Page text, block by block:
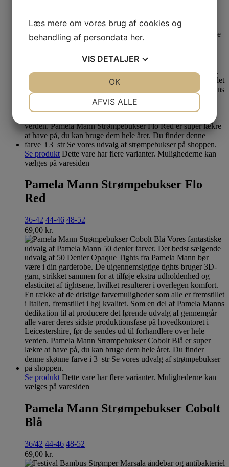
Se produkt Dette vare har flere varianter. Mulighederne kan
vælges på varesiden
Pamela Mann Strømpebukser Flo
Red
36-42 44-46 48-52
69,00 kr.
Se produkt Dette vare har flere varianter. Mulighederne kan
vælges på varesiden
Pamela Mann Strømpebukser Cobolt
Blå
36/42 44-46 48-52
69,00 kr.
Læs mere om vores brug af cookies og
behandling af persondata her.
VIS DETALJER
MARKETING STATISTIK
AFVIS ALLE
OK